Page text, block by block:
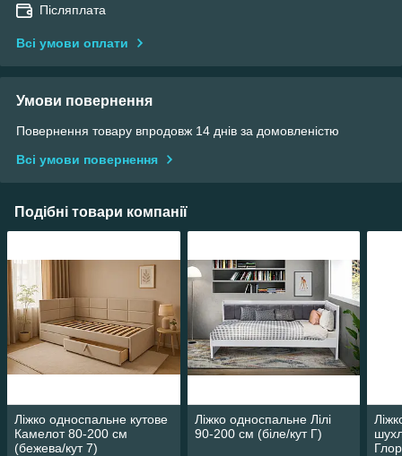
Післяплата
Всі умови оплати
Умови повернення
Повернення товару впродовж 14 днів за домовленістю
Всі умови повернення
Подібні товари компанії
Ліжко односпальне кутове
Камелот 80-200 см
(бежева/кут 7)
Ліжко односпальне Лілі
90-200 см (біле/кут Г)